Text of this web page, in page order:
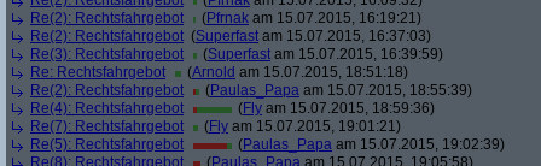
Re(2): Rechtsfahrgebot
(Pfrnak am 15.07.2015, 16:19:21)
Re(2): Rechtsfahrgebot (Superfast am 15.07.2015, 16:37:03)
Re(3): Rechtsfahrgebot
(Superfast am 15.07.2015, 16:39:59)
Re: Rechtsfahrgebot
(Arnold am 15.07.2015, 18:51:18)
Re(2): Rechtsfahrgebot
(Paulas_Papa am 15.07.2015, 18:55:39)
Re(4): Rechtsfahrgebot
(Fly am 15.07.2015, 18:59:36)
Re(7): Rechtsfahrgebot
(Fly am 15.07.2015, 19:01:21)
Re(5): Rechtsfahrgebot
(Paulas_Papa am 15.07.2015, 19:02:39)
Re(8): Rechtsfahrgebot
(Paulas_Papa am 15.07.2015, 19:05:58)